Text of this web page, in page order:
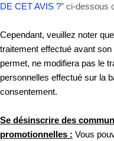
DE CET AVIS ?” ci-dessous
Cependant, veuillez noter
traitement effectué avant
permet, ne modifiera pas le
personnelles effectué sur la
consentement.
Se désinscrire des
promotionnelles : Vous